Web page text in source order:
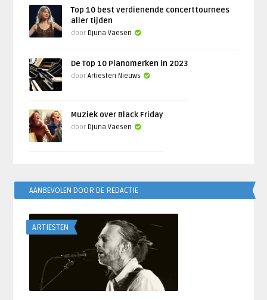
Top 10 best verdienende concerttournees
aller tijden
door Djuna Vaesen
De Top 10 Pianomerken in 2023
doorArtiesten Nieuws
Muziek over Black Friday
door Djuna Vaesen
AANBEVOLEN DOOR DE REDACTIE
ARTIESTEN